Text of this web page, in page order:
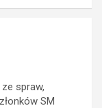
spraw,
SM